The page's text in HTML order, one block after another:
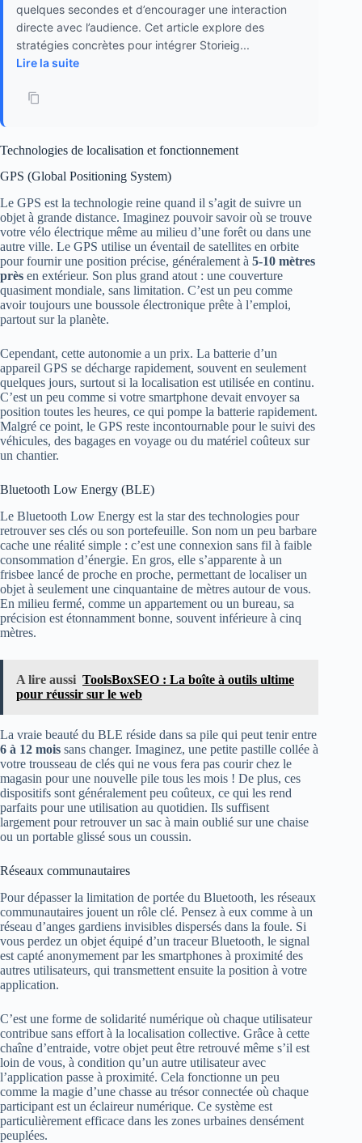
quelques secondes et d’encourager une interaction
directe avec l’audience. Cet article explore des
stratégies concrètes pour intégrer Storieig...
Lire la suite
Technologies de localisation et fonctionnement
GPS (Global Positioning System)
Le GPS est la technologie reine quand il s’agit de suivre un
objet à grande distance. Imaginez pouvoir savoir où se trouve
votre vélo électrique même au milieu d’une forêt ou dans une
autre ville. Le GPS utilise un éventail de satellites en orbite
pour fournir une position précise, généralement à 5-10 mètres
près en extérieur. Son plus grand atout : une couverture
quasiment mondiale, sans limitation. C’est un peu comme
avoir toujours une boussole électronique prête à l’emploi,
partout sur la planète.
Cependant, cette autonomie a un prix. La batterie d’un
appareil GPS se décharge rapidement, souvent en seulement
quelques jours, surtout si la localisation est utilisée en continu.
C’est un peu comme si votre smartphone devait envoyer sa
position toutes les heures, ce qui pompe la batterie rapidement.
Malgré ce point, le GPS reste incontournable pour le suivi des
véhicules, des bagages en voyage ou du matériel coûteux sur
un chantier.
Bluetooth Low Energy (BLE)
Le Bluetooth Low Energy est la star des technologies pour
retrouver ses clés ou son portefeuille. Son nom un peu barbare
cache une réalité simple : c’est une connexion sans fil à faible
consommation d’énergie. En gros, elle s’apparente à un
frisbee lancé de proche en proche, permettant de localiser un
objet à seulement une cinquantaine de mètres autour de vous.
En milieu fermé, comme un appartement ou un bureau, sa
précision est étonnamment bonne, souvent inférieure à cinq
mètres.
A lire aussi ToolsBoxSEO : La boîte à outils ultime
pour réussir sur le web
La vraie beauté du BLE réside dans sa pile qui peut tenir entre
6 à 12 mois sans changer. Imaginez, une petite pastille collée à
votre trousseau de clés qui ne vous fera pas courir chez le
magasin pour une nouvelle pile tous les mois ! De plus, ces
dispositifs sont généralement peu coûteux, ce qui les rend
parfaits pour une utilisation au quotidien. Ils suffisent
largement pour retrouver un sac à main oublié sur une chaise
ou un portable glissé sous un coussin.
Réseaux communautaires
Pour dépasser la limitation de portée du Bluetooth, les réseaux
communautaires jouent un rôle clé. Pensez à eux comme à un
réseau d’anges gardiens invisibles dispersés dans la foule. Si
vous perdez un objet équipé d’un traceur Bluetooth, le signal
est capté anonymement par les smartphones à proximité des
autres utilisateurs, qui transmettent ensuite la position à votre
application.
C’est une forme de solidarité numérique où chaque utilisateur
contribue sans effort à la localisation collective. Grâce à cette
chaîne d’entraide, votre objet peut être retrouvé même s’il est
loin de vous, à condition qu’un autre utilisateur avec
l’application passe à proximité. Cela fonctionne un peu
comme la magie d’une chasse au trésor connectée où chaque
participant est un éclaireur numérique. Ce système est
particulièrement efficace dans les zones urbaines densément
peuplées.